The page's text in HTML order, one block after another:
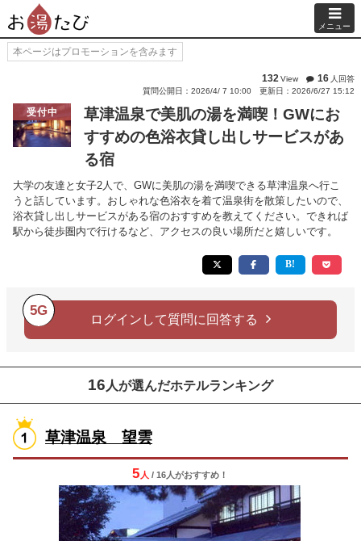
メニュー
本ページはプロモーションを含みます
132View 16 人回答
質問公開日：2026/4/ 7 10:00
更新日：2026/6/27 15:12
受付中
草津温泉で美肌の湯を満喫！GWにお
すすめの色浴衣貸し出しサービスがあ
る宿
大学の友達と女子2人で、GWに美肌の湯を満喫できる草津温泉へ行こ
うと話しています。おしゃれな色浴衣を着て温泉街を散策したいので、
浴衣貸し出しサービスがある宿のおすすめを教えてください。できれば
駅から徒歩圏内で行けるなど、アクセスの良い場所だと嬉しいです。
5G
ログインして質問に回答する
16 人が選んだホテルランキング
草津温泉 望雲
5 人 / 16人がおすすめ！